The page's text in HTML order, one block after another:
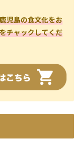
児島の食文化をお
チャックしてくだ